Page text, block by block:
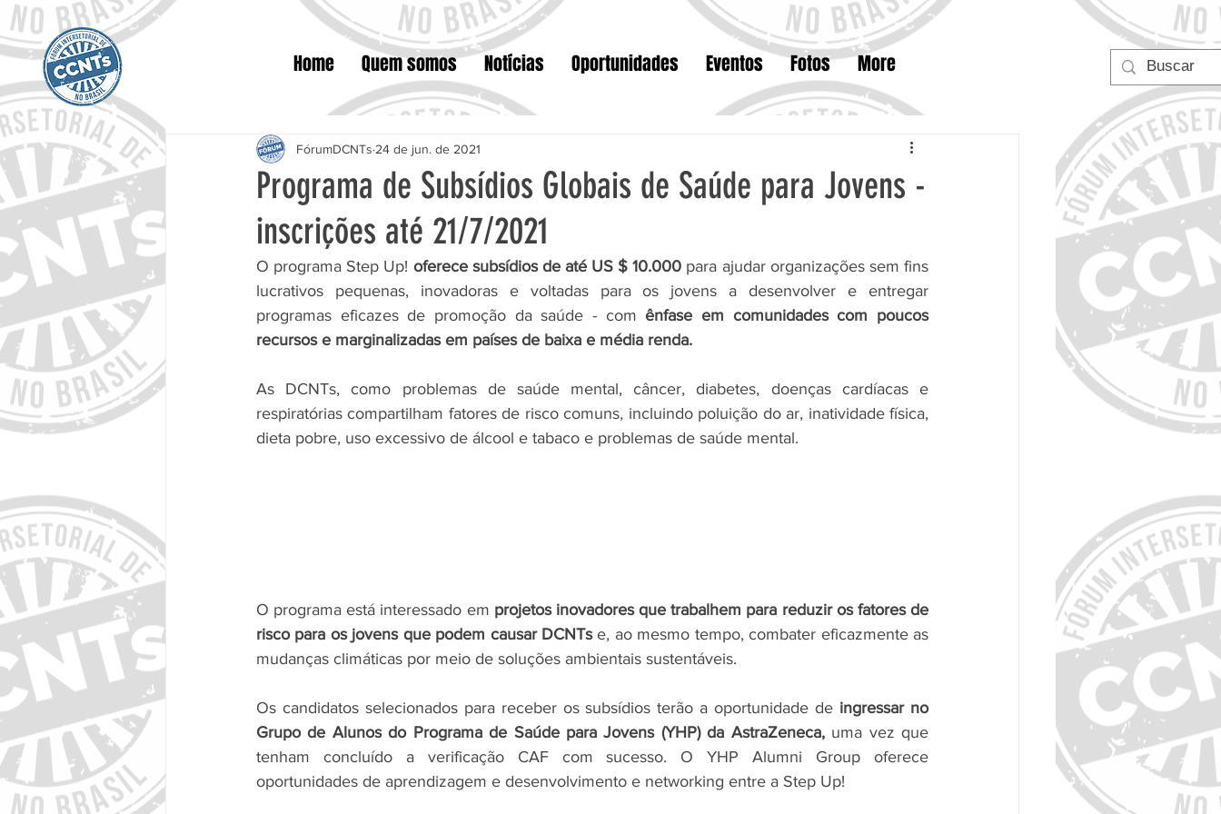
Home Quem somos Notícias Oportunidades Eventos Fotos More
Programa de Subsídios Globais de Saúde para Jovens -
inscrições até 21/7/2021
FórumDCNTs 24 de jun. de 2021
O programa Step Up! oferece subsídios de até US $ 10.000 para ajudar organizações sem fins
lucrativos pequenas, inovadoras e voltadas para os jovens a desenvolver e entregar
programas eficazes de promoção da saúde - com ênfase em comunidades com poucos
recursos e marginalizadas em países de baixa e média renda.
As DCNTs, como problemas de saúde mental, câncer, diabetes, doenças cardíacas e
respiratórias compartilham fatores de risco comuns, incluindo poluição do ar, inatividade física,
dieta pobre, uso excessivo de álcool e tabaco e problemas de saúde mental.
O programa está interessado ​​em projetos inovadores que trabalhem para reduzir os fatores de
risco para os jovens que podem causar DCNTs e, ao mesmo tempo, combater eficazmente as
mudanças climáticas por meio de soluções ambientais sustentáveis.
Os candidatos selecionados para receber os subsídios terão a oportunidade de ingressar no
Grupo de Alunos do Programa de Saúde para Jovens (YHP) da AstraZeneca, uma vez que
tenham concluído a verificação CAF com sucesso. O YHP Alumni Group oferece
oportunidades de aprendizagem e desenvolvimento e networking entre a Step Up!